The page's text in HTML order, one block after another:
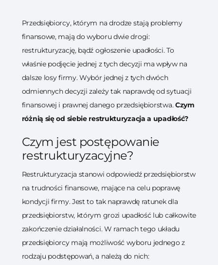
Przedsiębiorcy, którym na drodze stają problemy
finansowe, mają do wyboru dwie drogi:
restrukturyzację, bądź ogłoszenie upadłości. To
właśnie podjęcie jednej z tych decyzji ma wpływ na
dalsze losy firmy. Wybór jednej z tych dwóch
odmiennych decyzji zależy tak naprawdę od sytuacji
finansowej i prawnej danego przedsiębiorstwa.Czym
różnią się od siebie re­struk­tu­ry­za­cja a upa­dłość?
Czym jest postępowanie
restrukturyzacyjne?
Restrukturyzacja stanowi odpowiedź przedsiębiorstw
na trudności finansowe, mające na celu poprawę
kondycji firmy. Jest to tak naprawdę ratunek dla
przedsiębiorstw, którym grozi upadłość lub całkowite
zakończenie działalności. W ramach tego układu
przedsiębiorcy mają możliwość wyboru jednego z
rodzaju podstępowań, a należą do nich: